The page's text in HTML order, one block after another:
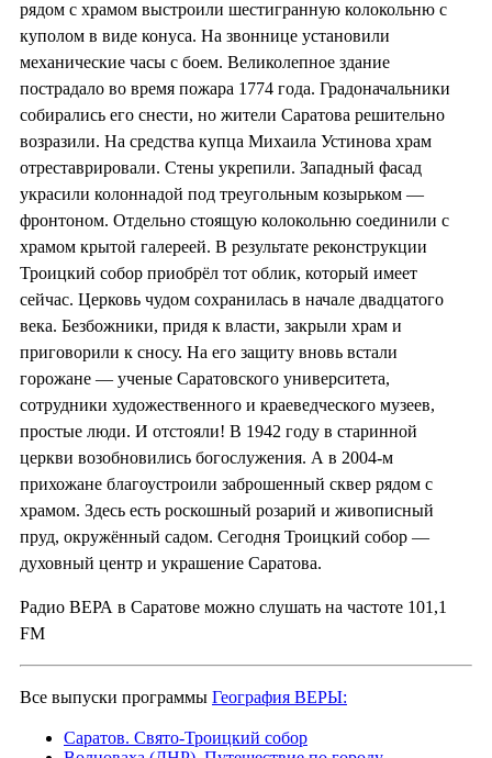
рядом с храмом выстроили шестигранную колокольню с
куполом в виде конуса. На звоннице установили
механические часы с боем. Великолепное здание
пострадало во время пожара 1774 года. Градоначальники
собирались его снести, но жители Саратова решительно
возразили. На средства купца Михаила Устинова храм
отреставрировали. Стены укрепили. Западный фасад
украсили колоннадой под треугольным козырьком —
фронтоном. Отдельно стоящую колокольню соединили с
храмом крытой галереей. В результате реконструкции
Троицкий собор приобрёл тот облик, который имеет
сейчас. Церковь чудом сохранилась в начале двадцатого
века. Безбожники, придя к власти, закрыли храм и
приговорили к сносу. На его защиту вновь встали
горожане — ученые Саратовского университета,
сотрудники художественного и краеведческого музеев,
простые люди. И отстояли! В 1942 году в старинной
церкви возобновились богослужения. А в 2004-м
прихожане благоустроили заброшенный сквер рядом с
храмом. Здесь есть роскошный розарий и живописный
пруд, окружённый садом. Сегодня Троицкий собор —
духовный центр и украшение Саратова.
Радио ВЕРА в Саратове можно слушать на частоте 101,1
FM
Все выпуски программы География ВЕРЫ:
Саратов. Свято-Троицкий собор